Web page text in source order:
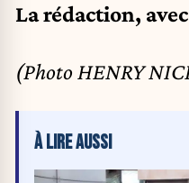
La rédaction,
(Photo HENRY
À LIRE AUSSI